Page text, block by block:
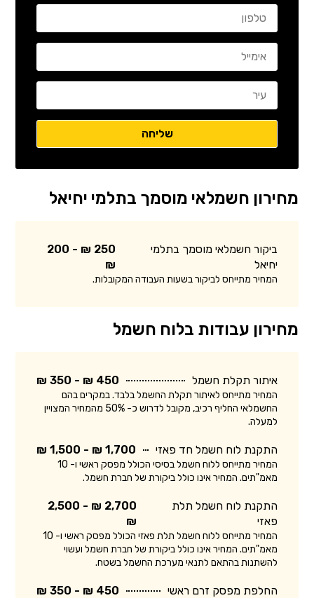
מחירון חשמלאי מוסמך בתלמי יחיאל
ביקור חשמלאי מוסמך בתלמי
יחיאל
250 ₪ - 200
₪
המחיר מתייחס לביקור בשעות העבודה המקובלות.
מחירון עבודות בלוח חשמל
איתור תקלת חשמל 450 ₪ - 350 ₪
המחיר מתייחס לאיתור תקלת החשמל בלבד. במקרים בהם
החשמלאי החליף רכיב, מקובל לדרוש כ- 50% מהמחיר המצויין
למעלה.
התקנת לוח חשמל חד פאזי 1,700 ₪ - 1,500 ₪
המחיר מתייחס ללוח חשמל בסיסי הכולל מפסק ראשי ו- 10
מאמ"תים. המחיר אינו כולל ביקורת של חברת חשמל.
התקנת לוח חשמל תלת
פאזי
2,700 ₪ - 2,500
₪
המחיר מתייחס ללוח חשמל תלת פאזי הכולל מפסק ראשי ו- 10
מאמ"תים. המחיר אינו כולל ביקורת של חברת חשמל ועשוי
להשתנות בהתאם לתנאי מערכת החשמל בשטח.
החלפת מפסק זרם ראשי 450 ₪ - 350 ₪